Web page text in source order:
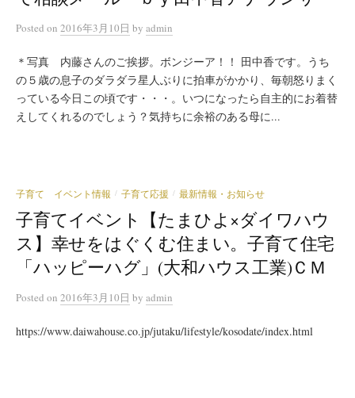
Posted on 2016年3月10日 by admin
＊写真 内藤さんのご挨拶。ボンジーア！！ 田中香です。うち
の５歳の息子のダラダラ星人ぶりに拍車がかかり、毎朝怒りまく
っている今日この頃です・・・。いつになったら自主的にお着替
えしてくれるのでしょう？気持ちに余裕のある母に...
子育て イベント情報 / 子育て応援 / 最新情報・お知らせ
子育てイベント【たまひよ×ダイワハウ
ス】幸せをはぐくむ住まい。子育て住宅
「ハッピーハグ」(大和ハウス工業)ＣＭ
Posted on 2016年3月10日 by admin
https://www.daiwahouse.co.jp/jutaku/lifestyle/kosodate/index.html